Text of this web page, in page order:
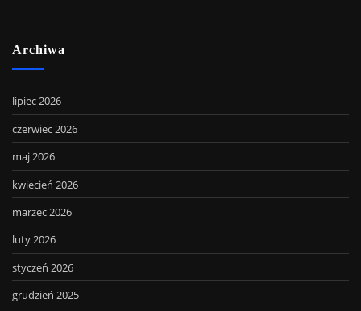
Archiwa
lipiec 2026
czerwiec 2026
maj 2026
kwiecień 2026
marzec 2026
luty 2026
styczeń 2026
grudzień 2025